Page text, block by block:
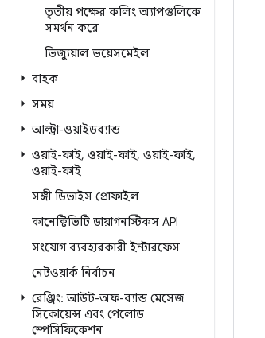
তৃতীয় পক্ষের কলিং অ্যাপগুলিকে
সমর্থন করে
ভিজ্যুয়াল ভয়েসমেইল
বাহক
সময়
আল্ট্রা-ওয়াইডব্যান্ড
ওয়াই-ফাই, ওয়াই-ফাই, ওয়াই-ফাই,
ওয়াই-ফাই
সঙ্গী ডিভাইস প্রোফাইল
কানেক্টিভিটি ডায়াগনস্টিকস API
সংযোগ ব্যবহারকারী ইন্টারফেস
নেটওয়ার্ক নির্বাচন
রেঞ্জিং: আউট-অফ-ব্যান্ড মেসেজ
সিকোয়েন্স এবং পেলোড
স্পেসিফিকেশন